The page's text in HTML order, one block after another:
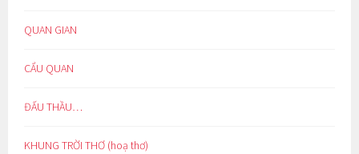
QUAN GIAN
CẨU QUAN
ĐẤU THẦU…
KHUNG TRỜI THƠ (hoạ thơ)